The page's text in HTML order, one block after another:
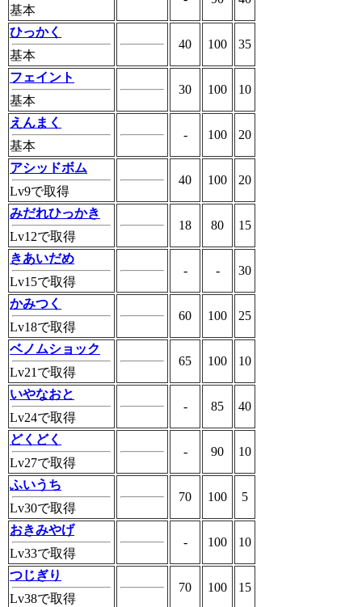
基本
ひっかく
基本
40 100 35
フェイント
基本
30 100 10
えんまく
基本
- 100 20
アシッドボム
Lv9で取得
40 100 20
みだれひっかき
Lv12で取得
18 80 15
きあいだめ
Lv15で取得
- - 30
かみつく
Lv18で取得
60 100 25
ベノムショック
Lv21で取得
65 100 10
いやなおと
Lv24で取得
- 85 40
どくどく
Lv27で取得
- 90 10
ふいうち
Lv30で取得
70 100 5
おきみやげ
Lv33で取得
- 100 10
つじぎり
Lv38で取得
70 100 15